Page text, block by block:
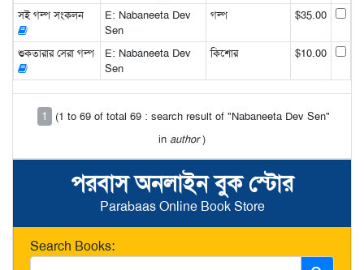
পরবাস অনলাইন বুক স্টোর
Parabaas Online Book Store
Search Books:
সই গল্প সংকলন
E: Nabaneeta Dev
Sen
গল্প $35.00
শুকতারার সেরা গল্প
E: Nabaneeta Dev
Sen
কিশোর $10.00
1
(1 to 69 of total 69 : search result of "Nabaneeta Dev Sen"
in author)